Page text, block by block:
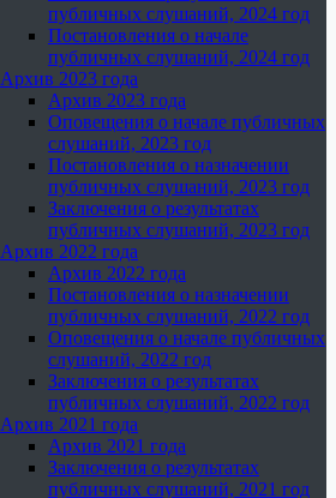
публичных слушаний, 2024 год
Постановления о начале
публичных слушаний, 2024 год
Архив 2023 года
Архив 2023 года
Оповещения о начале публичных
слушаний, 2023 год
Постановления о назначении
публичных слушаний, 2023 год
Заключения о результатах
публичных слушаний, 2023 год
Архив 2022 года
Архив 2022 года
Постановления о назначении
публичных слушаний, 2022 год
Оповещения о начале публичных
слушаний, 2022 год
Заключения о результатах
публичных слушаний, 2022 год
Архив 2021 года
Архив 2021 года
Заключения о результатах
публичных слушаний, 2021 год